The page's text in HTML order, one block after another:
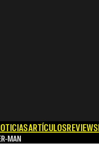
ARTÍCULOSREVIEWS
MAN